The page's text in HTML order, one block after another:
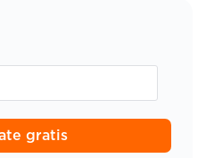
gratis